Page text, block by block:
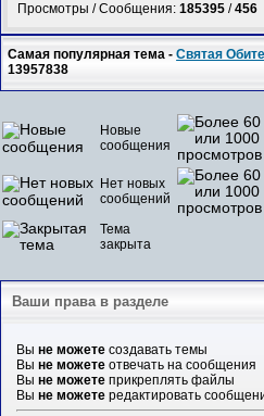
Просмотры / Сообщения:185395 /456
Самая популярная тема -Святая
13957838
Новые
сообщения
Нет новых
сообщений
Тема
закрыта
Ваши права в разделе
Вы не можетесоздавать темы
Вы не можетеотвечать на сообщения
Вы не можетеприкреплять файлы
Вы не можетередактировать